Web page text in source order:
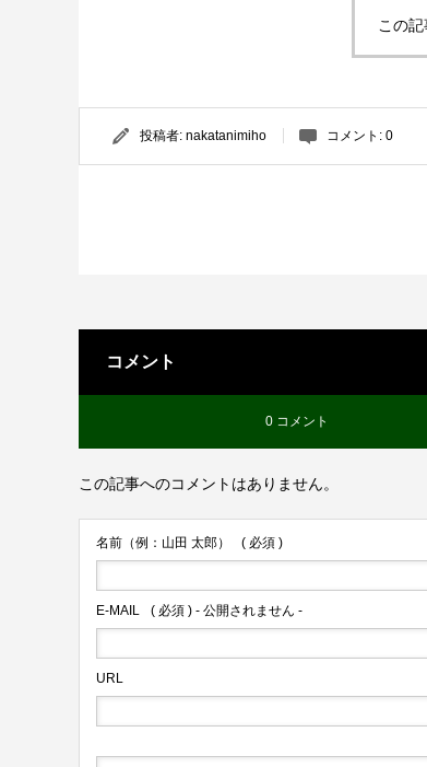
この
投稿者: nakatanimiho コメント: 0
コメント
0 コメント
この記事へのコメントはありません。
名前（例：山田 太郎） ( 必須 )
E-MAIL ( 必須 ) - 公開されません -
URL